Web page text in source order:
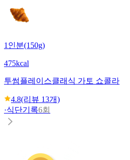
1인분(150g)
475kcal
투썸플레이스클래식 가토 쇼콜라
4.8(리뷰 13개)
·식단기록6회